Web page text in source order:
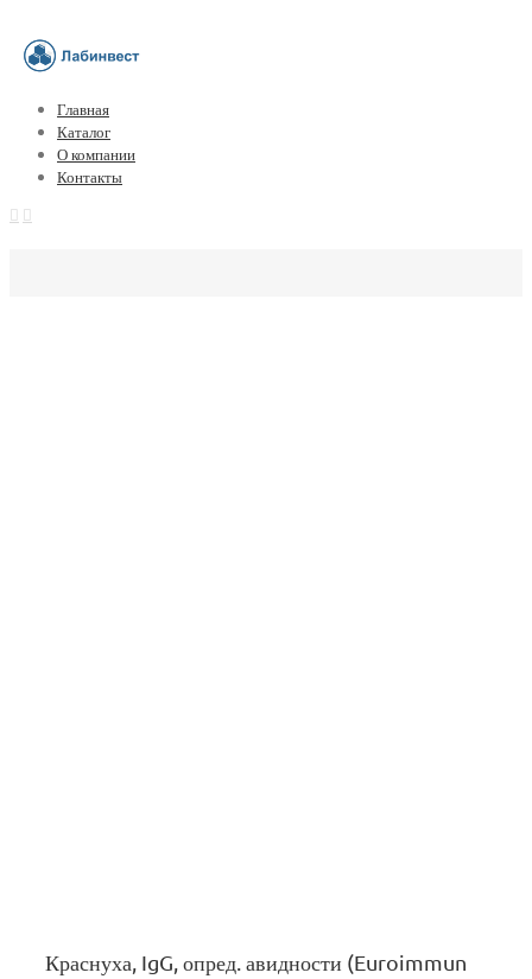
Главная
Каталог
О компании
Контакты
Краснуха, IgG, опред. авидности (Euroimmun